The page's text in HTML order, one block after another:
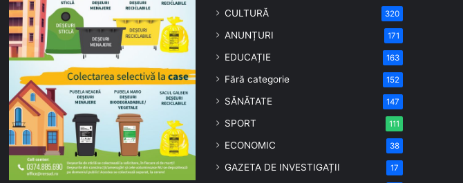
CULTURĂ 320
ANUNȚURI 171
EDUCAȚIE 163
Fără categorie 152
SĂNĂTATE 147
SPORT 111
ECONOMIC 38
GAZETA DE INVESTIGAȚII 17